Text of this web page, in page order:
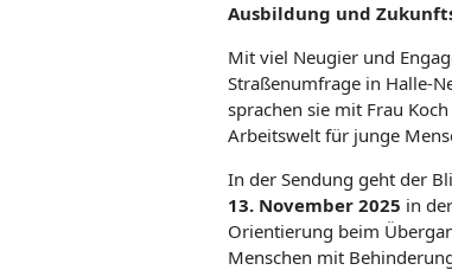
Ausbildung und
Mit viel Neugier und
Straßenumfrage in Halle-
sprachen sie mit Frau
Arbeitswelt für junge
In der Sendung geht der
13. November 2025 in der
Orientierung beim
Menschen mit